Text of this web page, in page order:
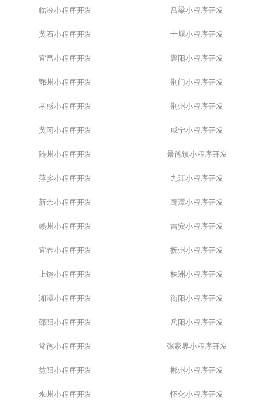
临汾小程序开发 吕梁小程序开发
黄石小程序开发 十堰小程序开发
宜昌小程序开发 襄阳小程序开发
鄂州小程序开发 荆门小程序开发
孝感小程序开发 荆州小程序开发
黄冈小程序开发 咸宁小程序开发
随州小程序开发 景德镇小程序开发
萍乡小程序开发 九江小程序开发
新余小程序开发 鹰潭小程序开发
赣州小程序开发 吉安小程序开发
宜春小程序开发 抚州小程序开发
上饶小程序开发 株洲小程序开发
湘潭小程序开发 衡阳小程序开发
邵阳小程序开发 岳阳小程序开发
常德小程序开发 张家界小程序开发
益阳小程序开发 郴州小程序开发
永州小程序开发 怀化小程序开发